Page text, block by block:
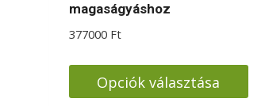
magaságyáshoz
377000 Ft
Opciók választása